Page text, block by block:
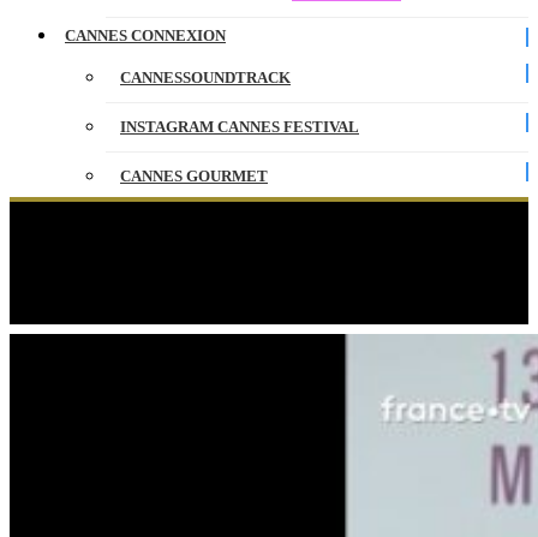
CANNES CONNEXION
CANNESSOUNDTRACK
INSTAGRAM CANNES FESTIVAL
CANNES GOURMET